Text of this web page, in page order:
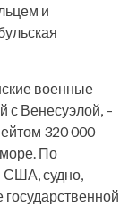
и
военные
с Венесуэлой, –
320 000
По
США, судно,